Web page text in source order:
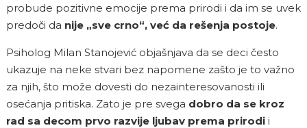
probude pozitivne emocije prema prirodi i da im se uvek
predoči da nije „sve crno“, već da rešenja postoje.
Psiholog Milan Stanojević objašnjava da se deci često
ukazuje na neke stvari bez napomene zašto je to važno
za njih, što može dovesti do nezainteresovanosti ili
osećanja pritiska. Zato je pre svega dobro da se kroz
rad sa decom prvo razvije ljubav prema prirodi i